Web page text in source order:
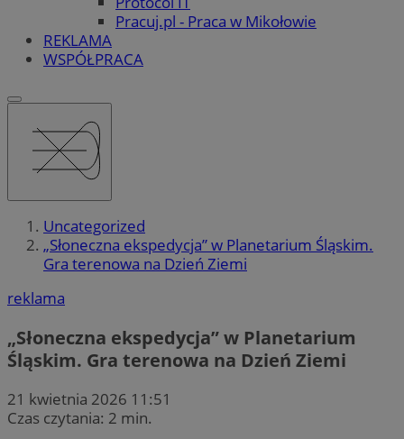
Pracuj.pl - Praca w Mikołowie
REKLAMA
WSPÓŁPRACA
Uncategorized
„Słoneczna ekspedycja” w Planetarium Śląskim.
Gra terenowa na Dzień Ziemi
reklama
„Słoneczna ekspedycja” w Planetarium
Śląskim. Gra terenowa na Dzień Ziemi
21 kwietnia 2026 11:51
Czas czytania: 2 min.